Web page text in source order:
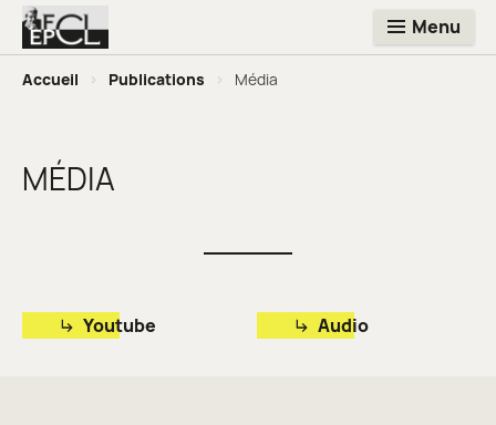
Menu
Accueil > Publications > Média
MÉDIA
Youtube Audio